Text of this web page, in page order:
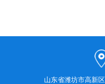
山东省潍坊市高新